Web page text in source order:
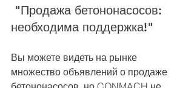
необходима поддержка!"
Вы можете видеть на рынке
множество объявлений о продаже